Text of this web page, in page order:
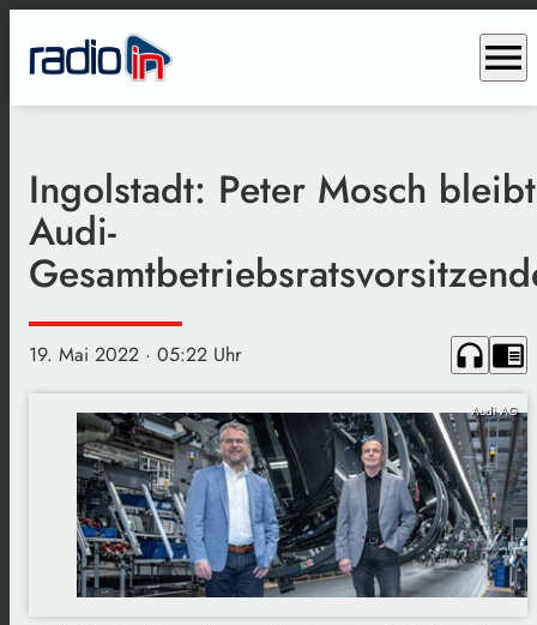
menu
Ingolstadt: Peter Mosch bleibt
Audi-
19. Mai 2022 · 05:22 Uhr headphones chrome_reader_mode
Audi AG